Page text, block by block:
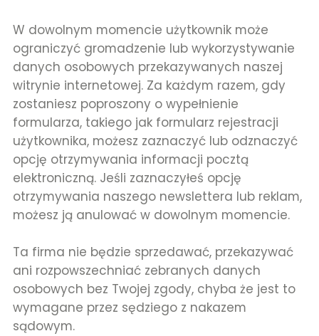
W dowolnym momencie użytkownik może
ograniczyć gromadzenie lub wykorzystywanie
danych osobowych przekazywanych naszej
witrynie internetowej. Za każdym razem, gdy
zostaniesz poproszony o wypełnienie
formularza, takiego jak formularz rejestracji
użytkownika, możesz zaznaczyć lub odznaczyć
opcję otrzymywania informacji pocztą
elektroniczną. Jeśli zaznaczyłeś opcję
otrzymywania naszego newslettera lub reklam,
możesz ją anulować w dowolnym momencie.
Ta firma nie będzie sprzedawać, przekazywać
ani rozpowszechniać zebranych danych
osobowych bez Twojej zgody, chyba że jest to
wymagane przez sędziego z nakazem
sądowym.